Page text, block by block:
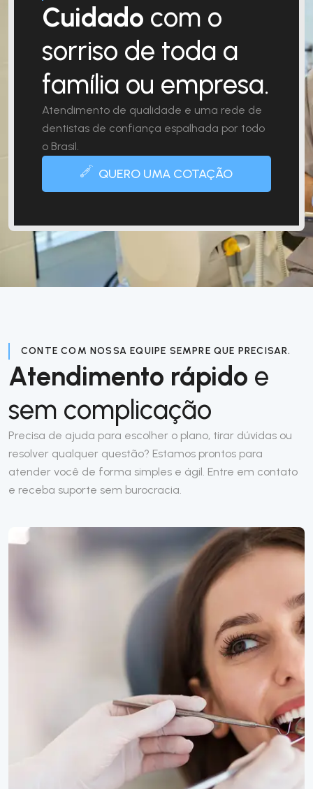
Cuidado com o
sorriso de toda a
família ou empresa.
Atendimento de qualidade e uma rede de
dentistas de confiança espalhada por todo
o Brasil.
QUERO UMA COTAÇÃO
CONTE COM NOSSA EQUIPE SEMPRE QUE PRECISAR.
Atendimento rápido e
sem complicação
Precisa de ajuda para escolher o plano, tirar dúvidas ou
resolver qualquer questão? Estamos prontos para
atender você de forma simples e ágil. Entre em contato
e receba suporte sem burocracia.